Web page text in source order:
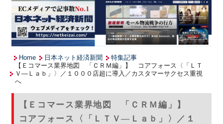
Home 日本ネット経済新聞
特集記事
【Ｅコマース業界地図 「ＣＲＭ編」】 コアフォース〈「ＬＴ
Ｖ—Ｌａｂ」〉／１０００店超に導入／カスタマーサクセス重視
へ
【Ｅコマース業界地図 「ＣＲＭ編」】
コアフォース〈「ＬＴＶ—Ｌａｂ」〉／１